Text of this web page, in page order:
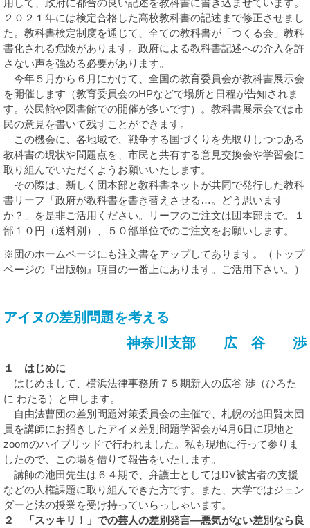
用して、政府に都合の良い記述を教科書に書き込ませています。
２０２１年には検定合格した高校教科書の記述まで修正させまし
た。教科書検定制度を通じて、全ての教科書が「つくる会」教科
書化される危険があります。政府による教科書記述への介入を許
さない声を強める必要があります。
今年５月から６月にかけて、全国の教育委員会が教科書展示会
を開催します（教育委員会のHPなどで場所と日程が告知されま
す。公民館や図書館での開催が多いです）。教科書展示会では市
民の意見を書いて残すことができます。
この機会に、各地域で、戦争する国づくりを先取りしつつある
教科書の現状や問題点を、市民と共有する意見交換会や学習会に
取り組んでいただくようお願いいたします。
その際は、新しく団本部と教科書ネットが共同で発行した教科
書リーフ「政府が教科書を書き替えさせる…。どう思います
か？」を是非ご活用ください。リーフのご注文は団本部まで。１
部１０円（送料別）、５０部単位でのご注文をお願いします。
※団のホームページにも注文書をアップしてあります。（トップ
ページの『出版物』項目の一番上にあります。ご活用下さい。）
アイヌの差別問題を考える
神奈川支部 広 谷 渉
１ はじめに
はじめまして、横浜法律事務所７５期新人の広谷 渉（ひろた
に わたる）と申します。
自由法曹団の差別問題対策委員会の主催で、札幌の池田賢太団
員を講師にお招きしたアイヌ差別問題学習会が4月6日に現地と
zoomのハイブリッドで行われました。私も現地に行って参りま
したので、この場を借りて報告をいたします。
講師の池田先生は６４期で、弁護士としてはDV被害者の支援
などの人権課題に取り組んできた方です。また、大学ではジェン
ダーと法の授業を受け持っていらっしゃいます。
２ 「スッキリ！」での芸人の差別発言―悪気がない差別なら良